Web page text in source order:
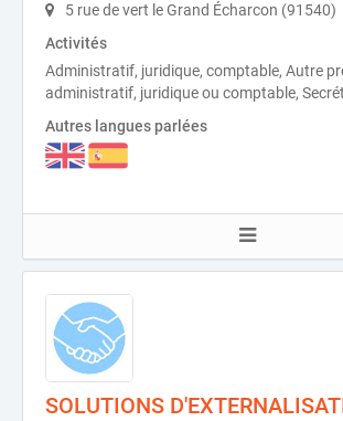
5 rue de vert le Grand Écharcon (91540)
Activités
Administratif, juridique, comptable, Autre
administratif, juridique ou comptable,
Autres langues parlées
SOLUTIONS